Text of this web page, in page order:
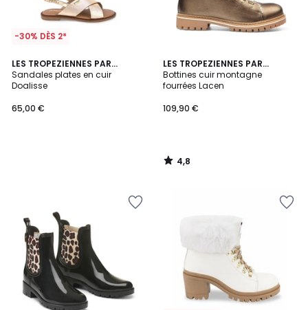
-30% DÈS 2*
LES TROPEZIENNES PAR
M.BELARBI
Sandales plates en cuir
Doalisse
65,00 €
LES TROPEZIENNES PAR
M.BELARBI
Bottines cuir montagne
fourrées Lacen
109,90 €
4,8
/ 5
4,8
/